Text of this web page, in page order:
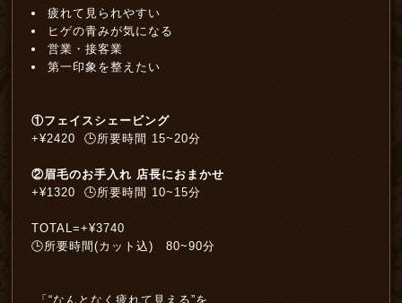
疲れて見られやすい
ヒゲの青みが気になる
営業・接客業
第一印象を整えたい
①フェイスシェービング
+¥2420 🕒所要時間 15~20分
②眉毛のお手入れ 店長におまかせ
+¥1320 🕒所要時間 10~15分
TOTAL=+¥3740
🕒所要時間(カット込) 80~90分
「“なんとなく疲れて見える”を